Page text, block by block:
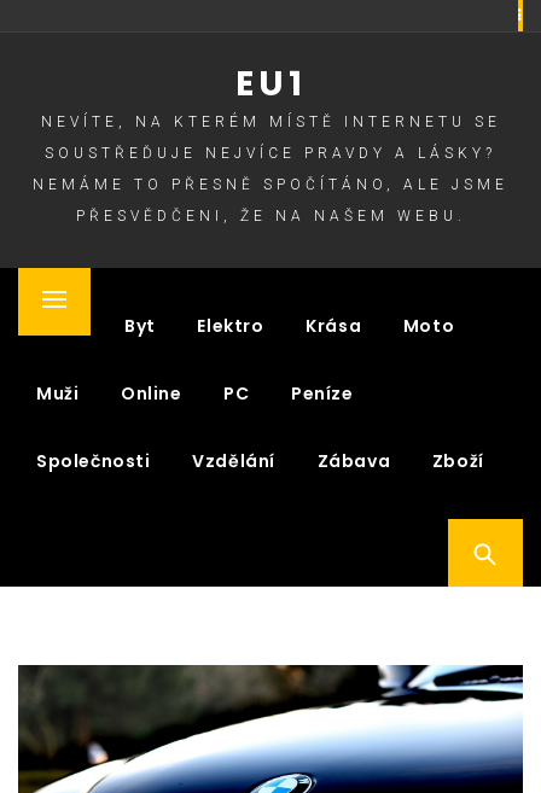
EU1
NEVÍTE, NA KTERÉM MÍSTĚ INTERNETU SE
SOUSTŘEĎUJE NEJVÍCE PRAVDY A LÁSKY?
NEMÁME TO PŘESNĚ SPOČÍTÁNO, ALE JSME
PŘESVĚDČENI, ŽE NA NAŠEM WEBU.
Primary
Byt Elektro Krása Moto
Muži Online PC Peníze
Společnosti Vzdělání Zábava Zboží